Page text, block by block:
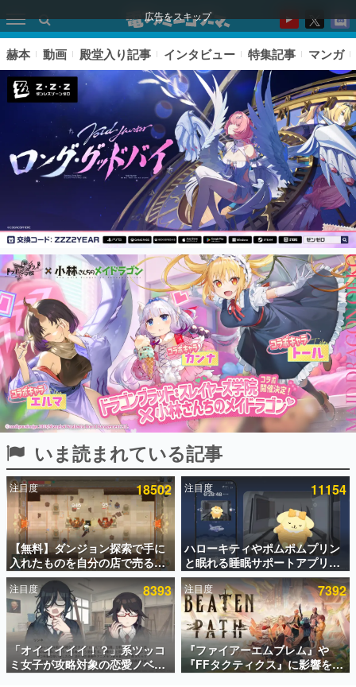
広告をスキップ
ピックアップ
電ファミのいま読まれている記事ランキング
アプリセール情報
インタビュー
連載・特集一覧
殿堂入り記事
SNS拡散数が数千以上！ ページビュー数万以上！ などな
ど。多くの人々に読まれた、電ファミ渾身の“殿堂入り”記
事をまとめました。
ゲームの企画書
名作ゲームクリエイターの方々に製作時のエピソードをお
聞きし、ヒットする企画（ゲーム）とは何か？を探ってい
きます。
赫本
この物語を解いてはいけない。『赫本』は、〈試験問題〉
の形をした短編ホラー小説集です。
新世代に訊く
これからのデジタルゲーム市場を担う若きクリエイター達
の姿を追い、彼らのルーツと情熱を探っていきます。
赫本 動画 殿堂入り記事 インタビュー 特集記事 マンガ
いま読まれている記事
注目度 18502
【無料】ダンジョン探索で手に
入れたものを自分の店で売るゲ
ーム『Moonlighter』がSteam
にて無料配布中！続編
『Moonlighter 2』の9月2日正
式リリースを記念したキャンペ
ーン
注目度 11154
ハローキティやポムポムプリン
と眠れる睡眠サポートアプリ
『ゆめたび』が配信中。キャラ
ごとのASMRや目覚ましアラー
ムも搭載
注目度 8393
「オイイイイイ！？」系ツッコ
ミ女子が攻略対象の恋愛ノベル
ゲーム『美術部カノジョ』
注目度 7392
『ファイアーエムブレム』や
『FFタクティクス』に影響を受
けた新作戦略RPG『Beaten